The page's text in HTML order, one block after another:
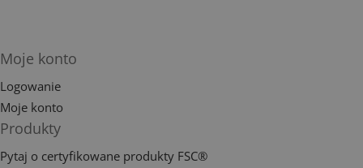
Moje konto
Logowanie
Moje konto
Produkty
Pytaj o certyfikowane produkty FSC®